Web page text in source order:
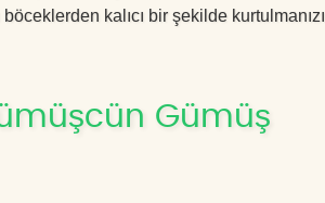
kalıcı bir şekilde kurtulmanızı
Gümüş